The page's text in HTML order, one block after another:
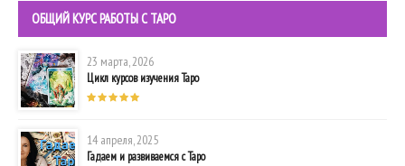
ОБЩИЙ КУРС РАБОТЫ С ТАРО
23 марта, 2026
Цикл курсов изучения Таро
14 апреля, 2025
Гадаем и развиваемся с Таро